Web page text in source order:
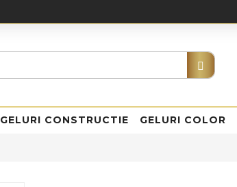
GELURI CONSTRUCTIE GELURI COLOR